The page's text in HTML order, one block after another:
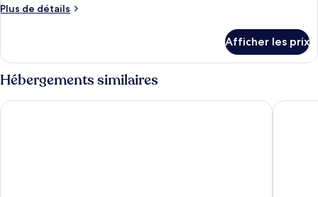
chambre :
Plus de détails
Plus
Villa
Afficher les prix
Hébergements similaires
Microtel Inn & Suites By Wyndham Macedon Best